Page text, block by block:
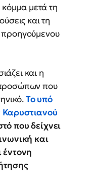
κόμμα μετά τη
και τη
και η
που
Το υπό
που δείχνει
και
έντονη